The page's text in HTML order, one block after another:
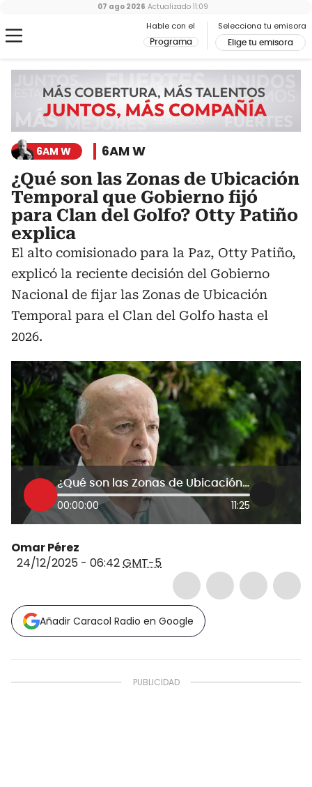
Hable con el
Programa
Selecciona tu emisora
Elige tu emisora
07 ago 2026 Actualizado 11:09
6AM W 6AM W
¿Qué son las Zonas de Ubicación
Temporal que Gobierno fijó
para Clan del Golfo? Otty Patiño
explica
El alto comisionado para la Paz, Otty Patiño,
explicó la reciente decisión del Gobierno
Nacional de fijar las Zonas de Ubicación
Temporal para el Clan del Golfo hasta el
2026.
¿Qué son las Zonas de Ubicación Temporal que Gobierno fijó para Clan del Golfo? Otty Patiño explica
00:00:00 11:25
Omar Pérez
24/12/2025 - 06:42GMT-5
Añadir Caracol Radio en Google